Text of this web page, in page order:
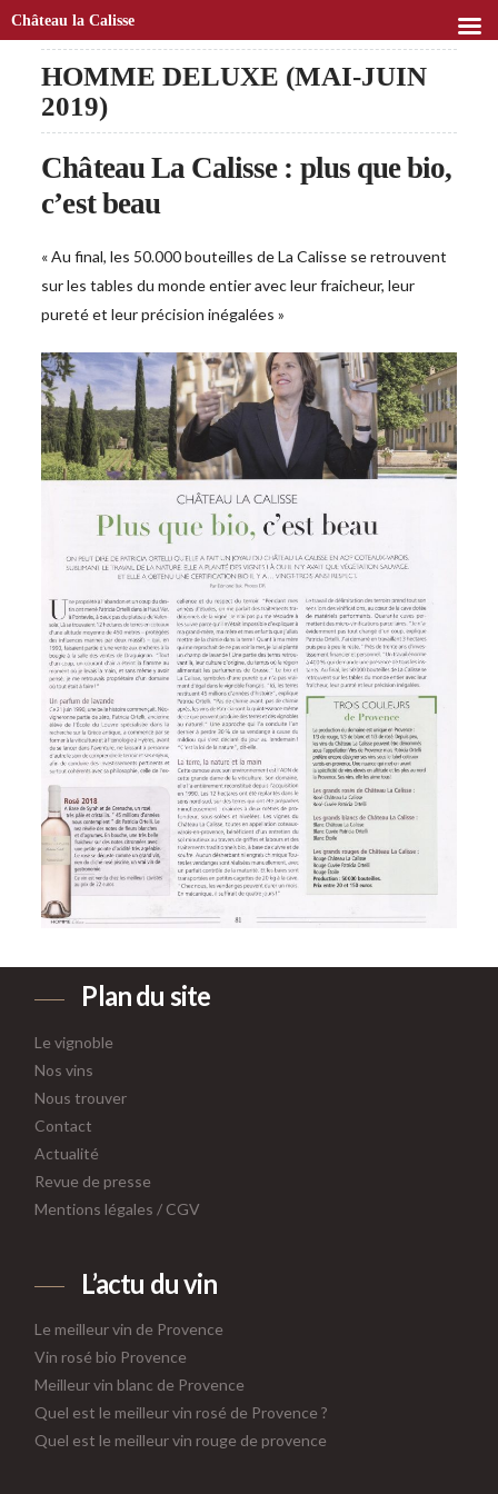
HOMME DELUXE (MAI-JUIN
2019)
Château La Calisse : plus que bio,
c’est beau
« Au final, les 50.000 bouteilles de La Calisse se retrouvent
sur les tables du monde entier avec leur fraicheur, leur
pureté et leur précision inégalées »
Plan du site
Le vignoble
Nos vins
Nous trouver
Contact
Actualité
Revue de presse
Mentions légales / CGV
L’actu du vin
Le meilleur vin de Provence
Vin rosé bio Provence
Meilleur vin blanc de Provence
Quel est le meilleur vin rosé de Provence ?
Quel est le meilleur vin rouge de provence
Château la Calisse